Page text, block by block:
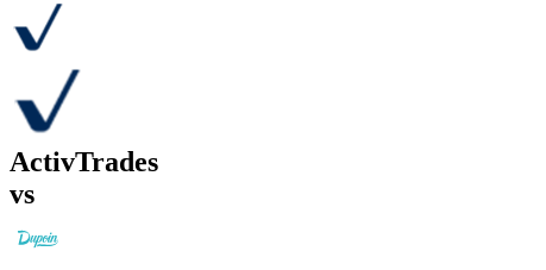
ActivTrades
vs